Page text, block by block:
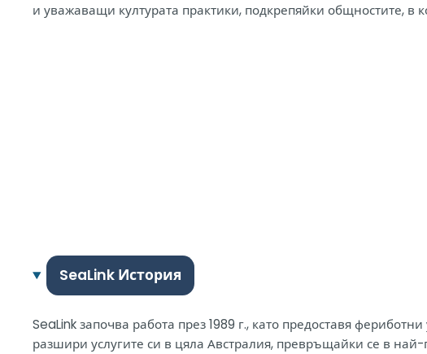
и уважаващи културата практики, подкрепяйки общностите, в
SeaLink История
SeaLink започва работа през 1989 г., като предоставя
разшири услугите си в цяла Австралия, превръщайки се в най-